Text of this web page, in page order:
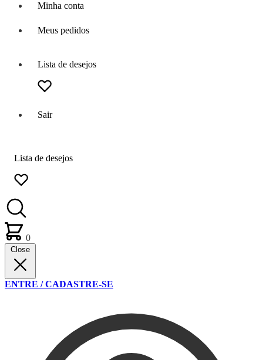
Minha conta
Meus pedidos
Lista de desejos
Sair
Lista de desejos
0
Close
ENTRE / CADASTRE-SE